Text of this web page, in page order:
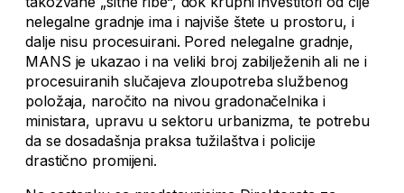
nelegalne gradnje ima i najviše štete u prostoru, i
dalje nisu procesuirani. Pored nelegalne gradnje,
MANS je ukazao i na veliki broj zabilježenih ali ne i
procesuiranih slučajeva zloupotreba službenog
položaja, naročito na nivou gradonačelnika i
ministara, upravu u sektoru urbanizma, te potrebu
da se dosadašnja praksa tužilaštva i policije
drastično promijeni.